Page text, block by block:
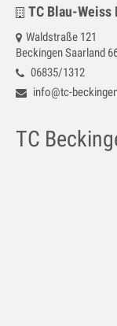
TC Blau-Weiss
Waldstraße 121
Beckingen Saarland
06835/1312
info@tc-
TC